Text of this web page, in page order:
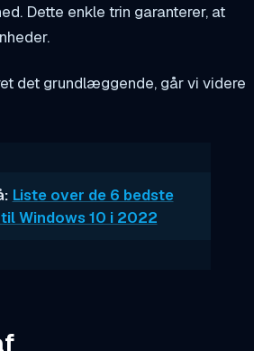
Dette enkle trin garanterer, at
det grundlæggende, går vi videre
Liste over de 6 bedste
Windows 10 i 2022